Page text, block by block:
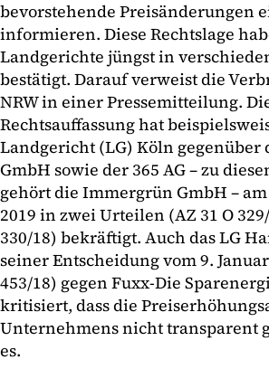
bevorstehende Preisänderungen
informieren. Diese Rechtslage
Landgerichte jüngst in
bestätigt. Darauf verweist die
NRW in einer Pressemitteilung.
Rechtsauffassung hat
Landgericht (LG) Köln gegenüber
GmbH sowie der 365 AG – zu
gehört die Immergrün GmbH –
2019 in zwei Urteilen (AZ 31 O
330/18) bekräftigt. Auch das LG
seiner Entscheidung vom 9.
453/18) gegen Fuxx-Die
kritisiert, dass die
Unternehmens nicht transparent
es.